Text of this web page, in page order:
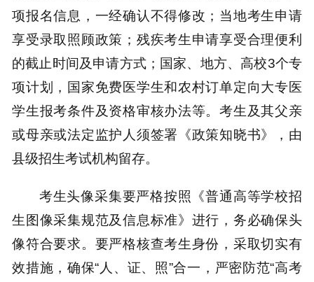
项报名信息，一经确认不得修改；当地考生申请
享受录取照顾政策；残疾考生申请享受合理便利
的截止时间及申请方式；国家、地方、高校3个专
项计划，国家免费医学生和农村订单定向大专医
学生报考条件及资格审核办法等。考生及其父亲
或母亲或法定监护人须签署《政策知晓书》，由
县级招生考试机构留存。
考生头像采集要严格按照《普通高等学校招
生图像采集规范及信息标准》进行，务必确保头
像符合要求。要严格核查考生身份，采取切实有
效措施，确保“人、证、照”合一，严密防范“高考